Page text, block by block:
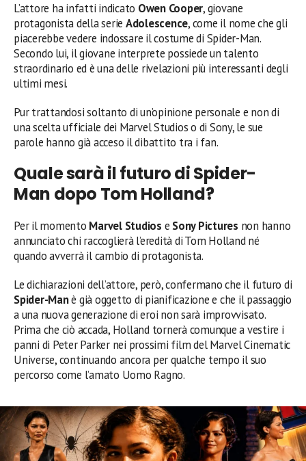
L’attore ha infatti indicato Owen Cooper, giovane
protagonista della serie Adolescence, come il nome che gli
piacerebbe vedere indossare il costume di Spider-Man.
Secondo lui, il giovane interprete possiede un talento
straordinario ed è una delle rivelazioni più interessanti degli
ultimi mesi.
Pur trattandosi soltanto di un’opinione personale e non di
una scelta ufficiale dei Marvel Studios o di Sony, le sue
parole hanno già acceso il dibattito tra i fan.
Quale sarà il futuro di Spider-
Man dopo Tom Holland?
Per il momento Marvel Studios e Sony Pictures non hanno
annunciato chi raccoglierà l’eredità di Tom Holland né
quando avverrà il cambio di protagonista.
Le dichiarazioni dell’attore, però, confermano che il futuro di
Spider-Manè già oggetto di pianificazione e che il passaggio
a una nuova generazione di eroi non sarà improvvisato.
Prima che ciò accada, Holland tornerà comunque a vestire i
panni di Peter Parker nei prossimi film del Marvel Cinematic
Universe, continuando ancora per qualche tempo il suo
percorso come l’amato Uomo Ragno.